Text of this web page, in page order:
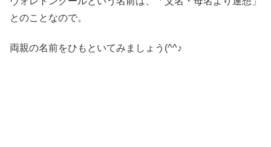
とのことなので。
両親の名前をひもといてみましょう(^^♪